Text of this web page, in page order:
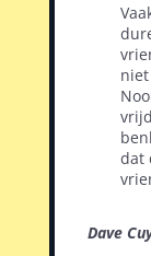
dat
Dave